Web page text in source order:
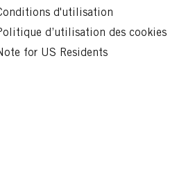
d'utilisation
d’utilisation des cookies
for US Residents